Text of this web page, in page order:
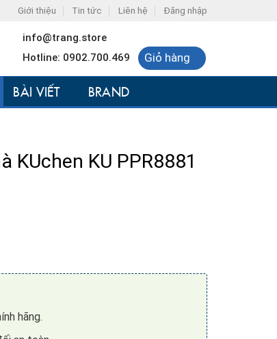
Giới thiệu Tin tức Liên hệ Đăng nhập
info@trang.store
Hotline: 0902.700.469
Giỏ hàng
BÀI VIẾT BRAND
KUchen KU PPR8881
hãng.